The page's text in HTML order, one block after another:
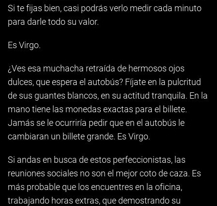
Si te fijas bien, casi podrás verlo medir cada minuto
para darle todo su valor.
Es Virgo.
¿Ves esa muchacha retraída de hermosos ojos
dulces, que espera el autobús? Fíjate en la pulcritud
de sus guantes blancos, en su actitud tranquila. En la
mano tiene las monedas exactas para el billete.
Jamás se le ocurriría pedir que en el autobús le
cambiaran un billete grande. Es Virgo.
Si andas en busca de estos perfeccionistas, las
reuniones sociales no son el mejor coto de caza. Es
más probable que los encuentres en la oficina,
trabajando horas extras, que demostrando su